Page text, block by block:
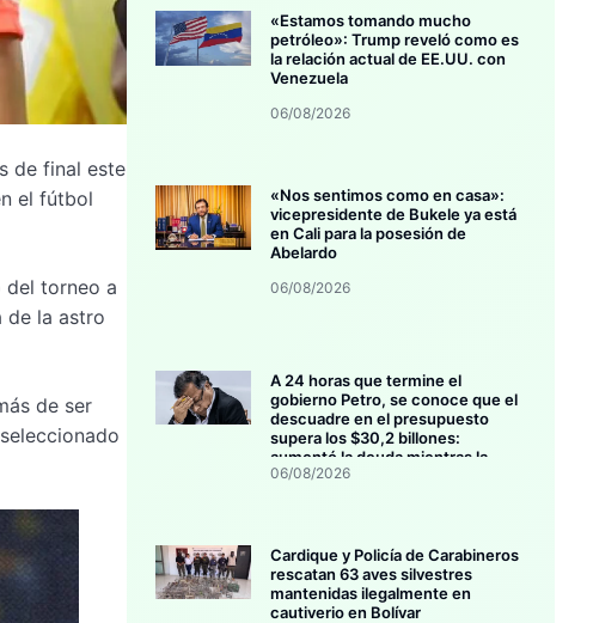
de final este
el fútbol
del torneo a
de la astro
de ser
«Estamos tomando mucho
petróleo»: Trump reveló como es
la relación actual de EE.UU. con
Venezuela
06/08/2026
«Nos sentimos como en casa»:
vicepresidente de Bukele ya está
en Cali para la posesión de
Abelardo
06/08/2026
A 24 horas que termine el
gobierno Petro, se conoce que el
descuadre en el presupuesto
supera los $30,2 billones:
aumentó la deuda mientras la
inversión se estanca
06/08/2026
Cardique y Policía de Carabineros
rescatan 63 aves silvestres
mantenidas ilegalmente en
cautiverio en Bolívar